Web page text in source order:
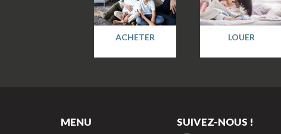
ACHETER LOUER
MENU SUIVEZ-NOUS !